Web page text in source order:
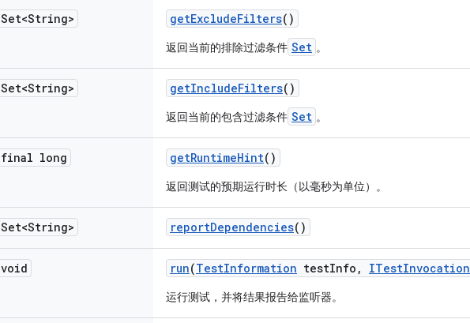
Set<String> getExcludeFilters()
返回当前的排除过滤条件 Set 。
Set<String> getIncludeFilters()
返回当前的包含过滤条件 Set 。
final long getRuntimeHint()
返回测试的预期运行时长（以毫秒为单位）。
Set<String> reportDependencies()
void run(TestInformation testInfo , ITestInvocation
运行测试，并将结果报告给监听器。